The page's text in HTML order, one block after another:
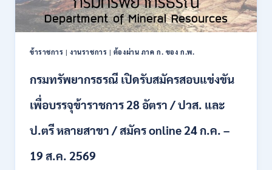
ปวส.
ป.ตรี
หลาย
/
ต้อง
ภาค
ของ
/
ข้าราชการ |งานราชการ | ต้องผ่าน ภาค ก. ของ ก.พ.
กรมทรัพยากรธรณี เปิดรับสมัครสอบแข่งขัน
เพื่อบรรจุข้าราชการ 28 อัตรา / ปวส. และ
ป.ตรี หลายสาขา / สมัคร online 24 ก.ค. –
19 ส.ค. 2569